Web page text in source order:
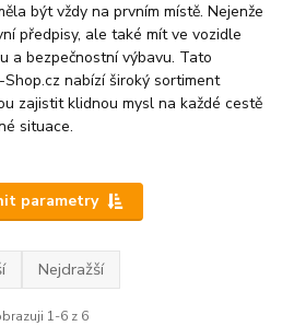
být vždy na prvním místě. Nejenže
předpisy, ale také mít ve vozidle
a bezpečnostní výbavu. Tato
nabízí široký sortiment
zajistit klidnou mysl na každé cestě
situace.
parametry
Nejdražší
1-6 z 6